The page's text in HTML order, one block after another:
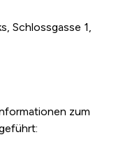
Schlossgasse 1,
zum